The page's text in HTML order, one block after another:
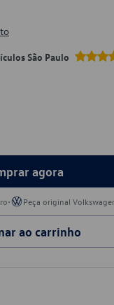
São Paulo
agora
• Peça original
ao carrinho